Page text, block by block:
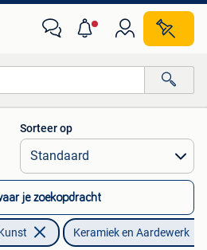
afstanden…
Sorteer op
je zoekopdracht
Keramiek en Aardewerk